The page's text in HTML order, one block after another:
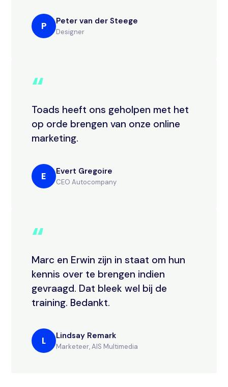
P Peter van der Steege
Designer
“
Toads heeft ons geholpen met het
op orde brengen van onze online
marketing.
E Evert Gregoire
CEO Autocompany
“
Marc en Erwin zijn in staat om hun
kennis over te brengen indien
gevraagd. Dat bleek wel bij de
training. Bedankt.
L Lindsay Remark
Marketeer, AIS Multimedia